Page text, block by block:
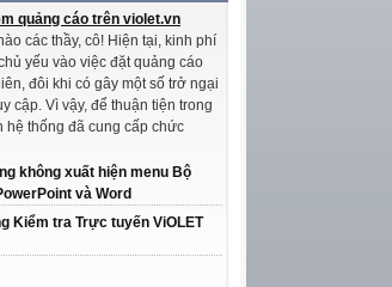
quảng cáo trên violet.vn
các thầy, cô! Hiện tại, kinh phí
yếu vào việc đặt quảng cáo
đôi khi có gây một số trở ngại
cập. Vì vậy, để thuận tiện trong
hệ thống đã cung cấp chức
không xuất hiện menu Bộ
và Word
Kiểm tra Trực tuyến ViOLET